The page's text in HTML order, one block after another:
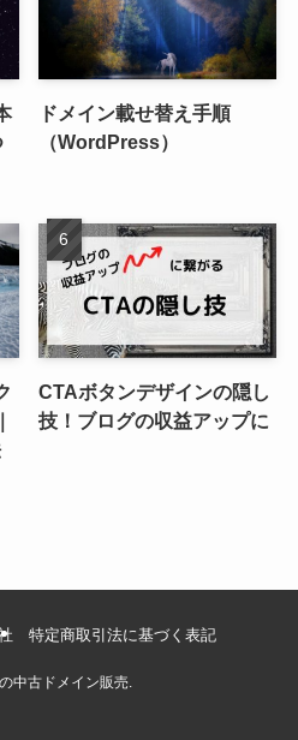
ドメイン載せ替え手順
（WordPress）
CTAボタンデザインの隠し
技！ブログの収益アップに
特定商取引法に基づく表記
中古ドメイン販売.